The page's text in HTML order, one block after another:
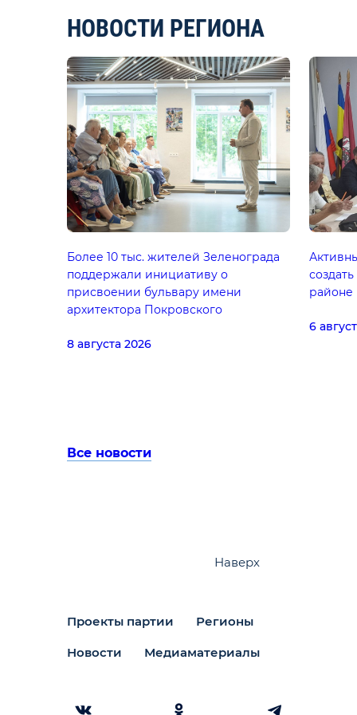
НОВОСТИ РЕГИОНА
Более 10 тыс. жителей Зеленограда
поддержали инициативу о
присвоении бульвару имени
архитектора Покровского
8 августа 2026
6
Все новости
Проекты партии Регионы
Новости Медиаматериалы
Наверх